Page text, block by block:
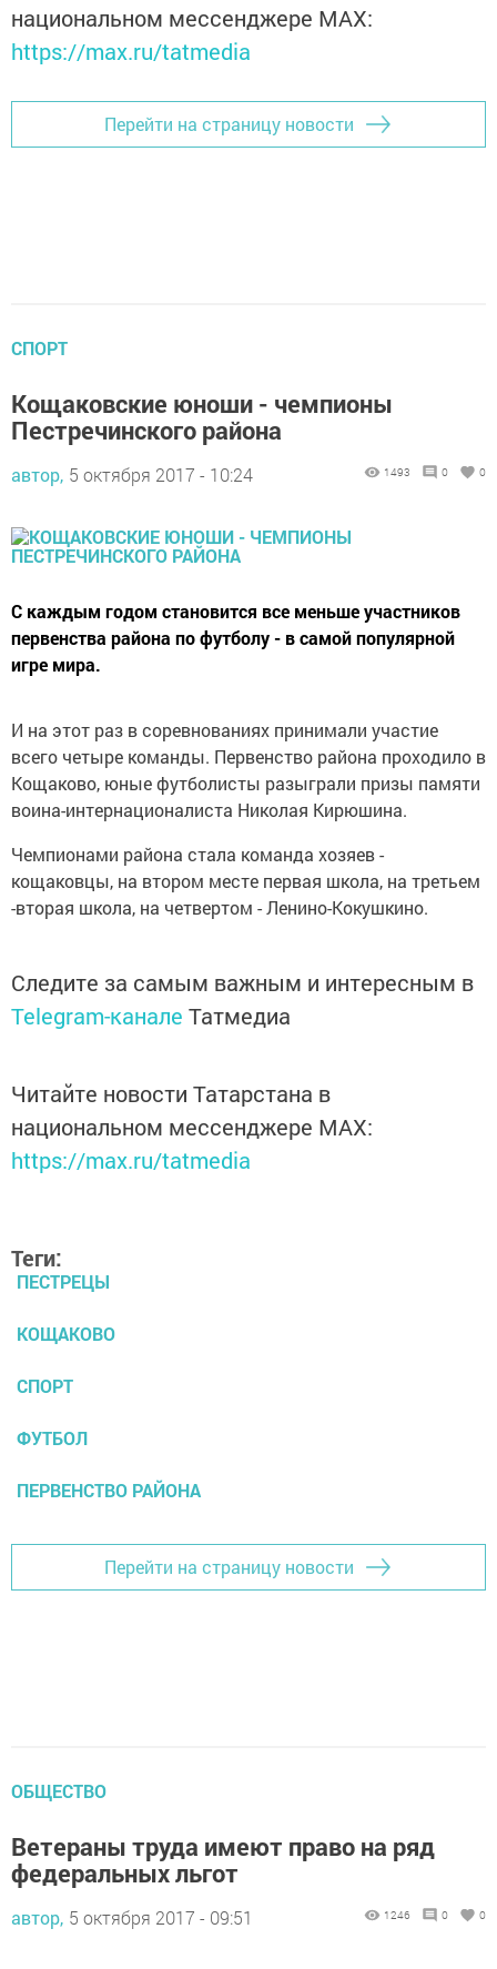
национальном мессенджере MАХ:
https://max.ru/tatmedia
Перейти на страницу новости
СПОРТ
Кощаковские юноши - чемпионы
Пестречинского района
автор, 5 октября 2017 - 10:24 1493 0 0
С каждым годом становится все меньше участников
первенства района по футболу - в самой популярной
игре мира.
И на этот раз в соревнованиях принимали участие
всего четыре команды. Первенство района проходило в
Кощаково, юные футболисты разыграли призы памяти
воина-интернационалиста Николая Кирюшина.
Чемпионами района стала команда хозяев -
кощаковцы, на втором месте первая школа, на третьем
-вторая школа, на четвертом - Ленино-Кокушкино.
Следите за самым важным и интересным в
Telegram-канале Татмедиа
Читайте новости Татарстана в
национальном мессенджере MАХ:
https://max.ru/tatmedia
Теги:
ПЕСТРЕЦЫ
КОЩАКОВО
СПОРТ
ФУТБОЛ
ПЕРВЕНСТВО РАЙОНА
Перейти на страницу новости
ОБЩЕСТВО
Ветераны труда имеют право на ряд
федеральных льгот
автор, 5 октября 2017 - 09:51 1246 0 0